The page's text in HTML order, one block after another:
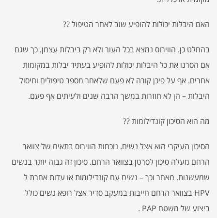
האם היבלות יכולות להופיע שוב לאחר הטיפול ??
בהחלט כן. הווירוס נמצא בכל העור ולא רק ביבלות עצמן. כך שגם
אם הסרנו את כל היבלות יכולות להופיע בעתיד יבלות במקומות
אחרים. אף על פיכן קורה לא פעם שלאחר מספר טיפולים וחיסול
היבלות – הן לא חוזרות במשך הרבה שנים ולעיתים אף פעם.
מה הוא הסיכון קונדילומות ??
הסיכון העיקרי הוא אצל נשים. נוכחות הווירוס בתאים של צוואר
הרחם מעלה סיכון לסרטן בצוואר הרחם. סיכון זה גבוה יותר בנשים
שמעשנות. מאחר וכך – נשים עם קונדילומות או עדות אחרת ל
HPV בצוואר הרחם חייבות במעקב סדיר אצל רופא נשים כולל
ביצוע של משטח PAP .